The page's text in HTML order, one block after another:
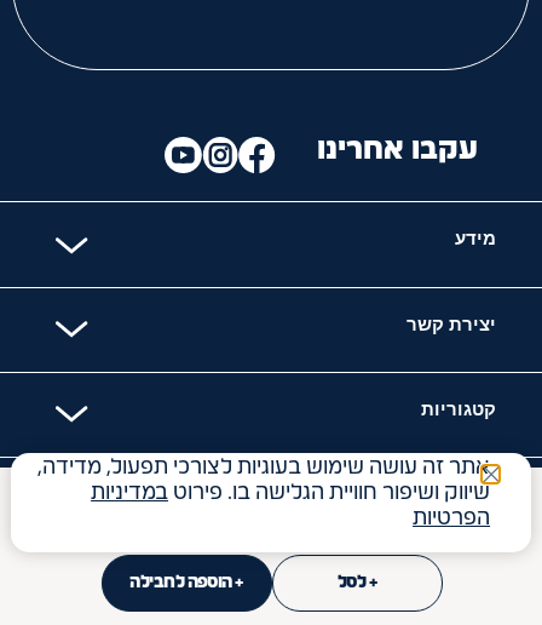
17
₪
+ לסל + הוספה לחבילה
מידע
יצירת קשר
קטגוריות
עקבו אחרינו
האתר מאובטח עם
אתר זה עושה שימוש בעוגיות לצורכי תפעול, מדידה,
שיווק ושיפור חוויית הגלישה בו. פירוט במדיניות
הפרטיות